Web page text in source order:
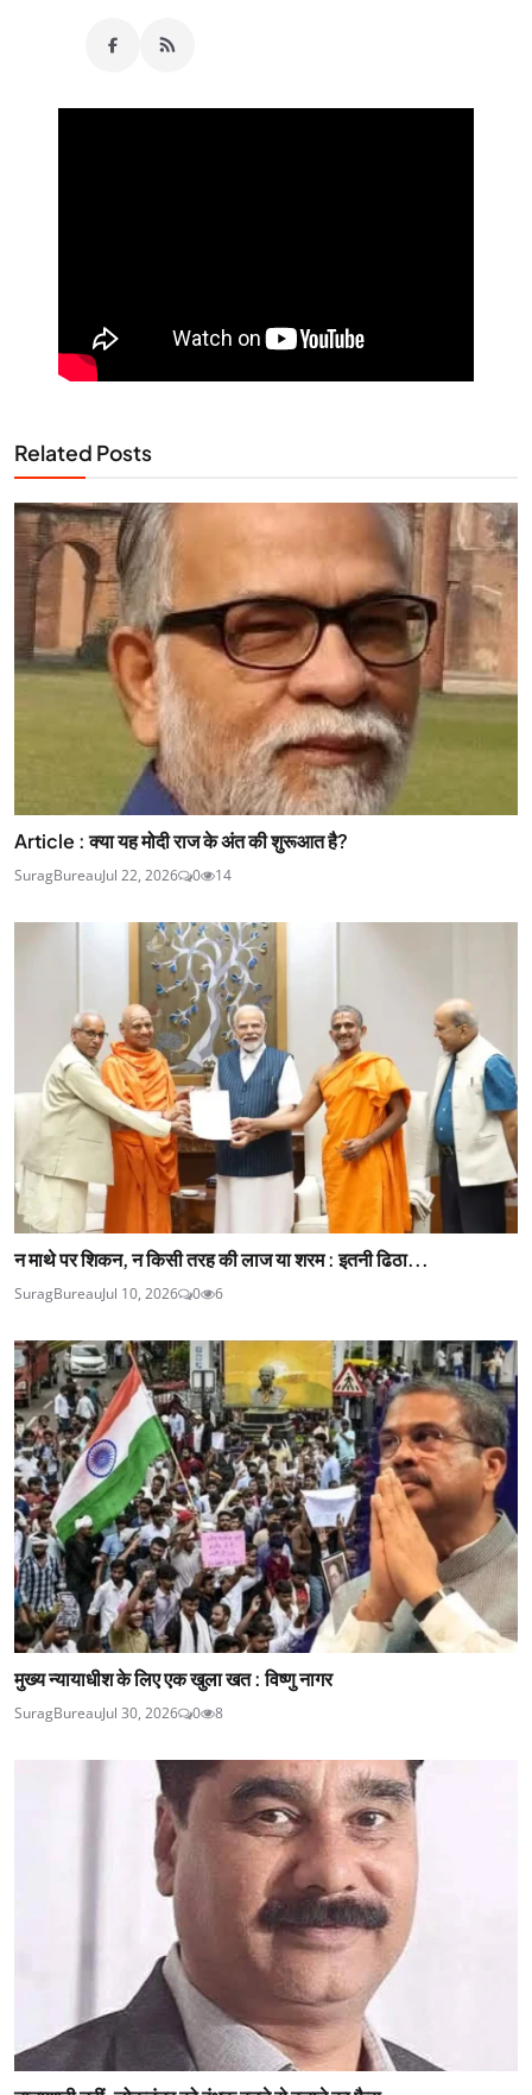
Related Posts
Article : क्या यह मोदी राज के अंत की शुरूआत है?
SuragBureauJul 22, 2026 0 14
न माथे पर शिकन, न किसी तरह की लाज या शरम : इतनी ढिठा...
SuragBureauJul 10, 2026 0 6
मुख्य न्यायाधीश के लिए एक खुला खत : विष्णु नागर
SuragBureauJul 30, 2026 0 8